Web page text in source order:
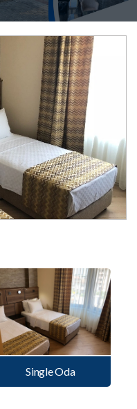
Single Oda